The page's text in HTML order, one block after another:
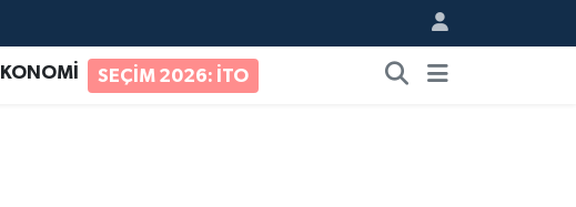
SEÇİM 2026: İTO